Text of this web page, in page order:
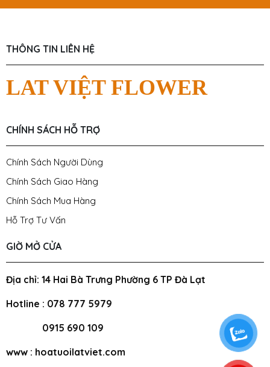
THÔNG TIN LIÊN HỆ
LAT VIỆT FLOWER
CHÍNH SÁCH HỖ TRỢ
Chính Sách Người Dùng
Chính Sách Giao Hàng
Chính Sách Mua Hàng
Hỗ Trợ Tư Vấn
GIỜ MỞ CỬA
Địa chỉ: 14 Hai Bà Trưng Phường 6 TP Đà Lạt
Hotline : 078 777 5979
0915 690 109
www : hoatuoilatviet.com